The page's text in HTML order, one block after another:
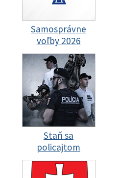
Samosprávne
voľby 2026
Staň sa
policajtom